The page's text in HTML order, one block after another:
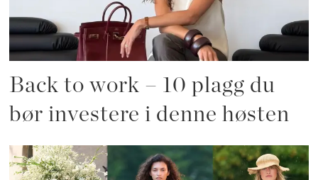
Back to work – 10 plagg du
bør investere i denne høsten